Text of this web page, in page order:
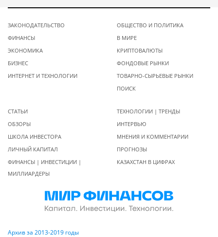
ЗАКОНОДАТЕЛЬСТВО
ФИНАНСЫ
ЭКОНОМИКА
БИЗНЕС
ИНТЕРНЕТ И ТЕХНОЛОГИИ
ОБЩЕСТВО И ПОЛИТИКА
В МИРЕ
КРИПТОВАЛЮТЫ
ФОНДОВЫЕ РЫНКИ
ТОВАРНО-СЫРЬЕВЫЕ РЫНКИ
ПОИСК
СТАТЬИ
ОБЗОРЫ
ШКОЛА ИНВЕСТОРА
ЛИЧНЫЙ КАПИТАЛ
ФИНАНСЫ | ИНВЕСТИЦИИ |
МИЛЛИАРДЕРЫ
ТЕХНОЛОГИИ | ТРЕНДЫ
ИНТЕРВЬЮ
МНЕНИЯ И КОММЕНТАРИИ
ПРОГНОЗЫ
КАЗАХСТАН В ЦИФРАХ
Архив за 2013-2019 годы